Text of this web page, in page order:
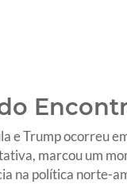
e Trump ocorreu
marcou um
na política norte-